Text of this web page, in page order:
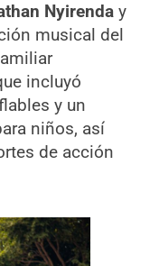
Nyirenda y
musical del
incluyó
y un
niños, así
de acción